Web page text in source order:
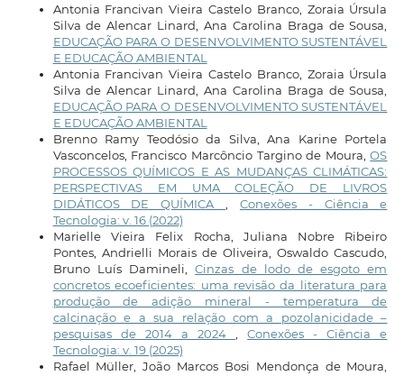
Antonia Francivan Vieira Castelo Branco, Zoraia Úrsula
Silva de Alencar Linard, Ana Carolina Braga de Sousa,
EDUCAÇÃO PARA O DESENVOLVIMENTO SUSTENTÁVEL
E EDUCAÇÃO AMBIENTAL
Antonia Francivan Vieira Castelo Branco, Zoraia Úrsula
Silva de Alencar Linard, Ana Carolina Braga de Sousa,
EDUCAÇÃO PARA O DESENVOLVIMENTO SUSTENTÁVEL
E EDUCAÇÃO AMBIENTAL
Brenno Ramy Teodósio da Silva, Ana Karine Portela
Vasconcelos, Francisco Marcôncio Targino de Moura,OS
PROCESSOS QUÍMICOS E AS MUDANÇAS CLIMÁTICAS:
PERSPECTIVAS EM UMA COLEÇÃO DE LIVROS
DIDÁTICOS DE QUÍMICA
Conexões - Ciência e
Tecnologia: v. 16 (2022)
Marielle Vieira Felix Rocha, Juliana Nobre Ribeiro
Pontes, Andrielli Morais de Oliveira, Oswaldo Cascudo,
Bruno Luís Damineli,Cinzas de lodo de esgoto em
concretos ecoeficientes: uma revisão da literatura para
produção de adição mineral - temperatura de
calcinação e a sua relação com a pozolanicidade –
pesquisas de 2014 a 2024
,Conexões - Ciência e
Tecnologia: v. 19 (2025)
Rafael Müller, João Marcos Bosi Mendonça de Moura,